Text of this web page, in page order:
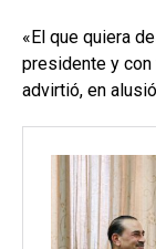
«El que quiera
presidente y con
advirtió, en